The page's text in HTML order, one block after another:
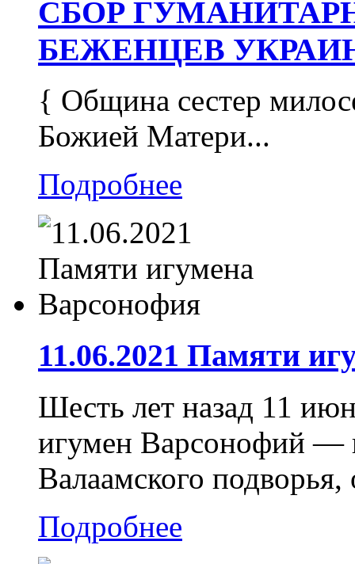
СБОР
БЕЖЕНЦЕВ
{ Община сестер
Божией Матери...
Подробнее
11.06.2021 Памяти
Шесть лет назад 11
игумен Варсонофий —
Валаамского
Подробнее